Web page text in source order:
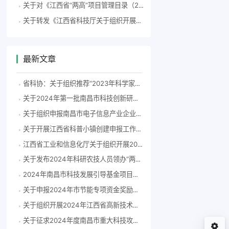
关于对《江西省“两高”项目管理目录（2023年版）（征求意见稿）》公开征求意见的通
关于转发《江西省科技厅关于组织开展2023年江西省科技领军及入库企业、高成长性科技型企业评选工作的通知》的通知
最新文章
省科协：关于组织推荐“2023年科学家精神教育基地”申报单位的通知
关于2024年第一批南昌市科技创新研发飞地拟认定单位的公示
关于组织申报南昌市电子信息产业企业2023年度研发费用后补助项目的通知(洪科字〔2024〕83号）
关于开展江西省科普小镇创建申报工作的通知
江西省工业和信息化厅关于组织开展2024年度江西省专精特新中小企业认定和复核工作的通知
关于发布2024年科研农技人员领办“两片”擂台赛榜单的通知
2024年南昌市科技发展引导基金项目申报指南
关于申报2024年市节能专项资金奖励补助备选项目的通知
关于组织开展2024年江西省高新技术企业认定工作的通知
关于征求2024年度南昌市重大科技攻关项目指南意见建议的通知（洪科字〔2024〕55号）